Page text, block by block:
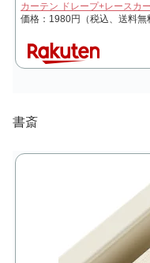
カーテン ドレープ+レースカ
価格：1980円（税込、送料無
書斎